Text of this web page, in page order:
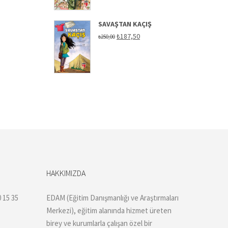
SAVAŞTAN KAÇIŞ
₺250,00 Orijinal
fiyat:
₺187,50Şu
andaki
35
HAKKIMIZDA
EDAM (Eğitim Danışmanlığı ve Araştırmaları
Merkezi), eğitim alanında hizmet üreten
birey ve kurumlarla çalışan özel bir